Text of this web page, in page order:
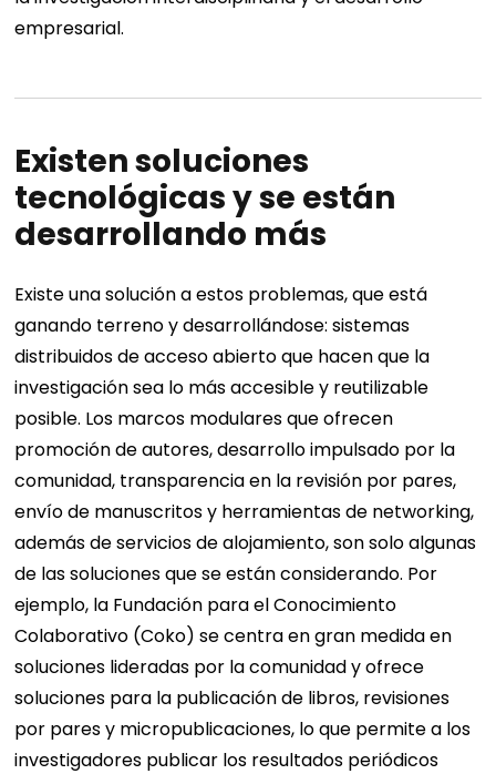
empresarial.
Existen soluciones
tecnológicas y se están
desarrollando más
Existe una solución a estos problemas, que está
ganando terreno y desarrollándose: sistemas
distribuidos de acceso abierto que hacen que la
investigación sea lo más accesible y reutilizable
posible. Los marcos modulares que ofrecen
promoción de autores, desarrollo impulsado por la
comunidad, transparencia en la revisión por pares,
envío de manuscritos y herramientas de networking,
además de servicios de alojamiento, son solo algunas
de las soluciones que se están considerando. Por
ejemplo, la Fundación para el Conocimiento
Colaborativo (Coko) se centra en gran medida en
soluciones lideradas por la comunidad y ofrece
soluciones para la publicación de libros, revisiones
por pares y micropublicaciones, lo que permite a los
investigadores publicar los resultados periódicos